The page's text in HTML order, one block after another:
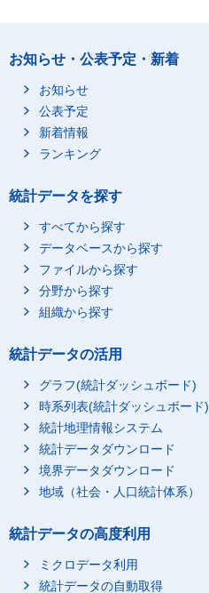
お知らせ・公表予定・新着
お知らせ
公表予定
新着情報
ランキング
統計データを探す
すべてから探す
データベースから探す
ファイルから探す
分野から探す
組織から探す
統計データの活用
グラフ(統計ダッシュボード)
時系列表(統計ダッシュボード)
統計地理情報システム
統計データダウンロード
境界データダウンロード
地域（社会・人口統計体系）
統計データの高度利用
ミクロデータ利用
統計データの自動取得